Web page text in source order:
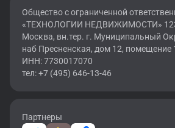
Общество с ограниченной
«ТЕХНОЛОГИИ НЕДВИЖИМОСТИ»
Москва, вн.тер. г. Муниципальный
наб Пресненская, дом 12, помещение
ИНН: 7730017070
тел: +7 (495) 646-13-46
Партнеры